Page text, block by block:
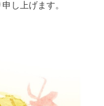
し上げます。